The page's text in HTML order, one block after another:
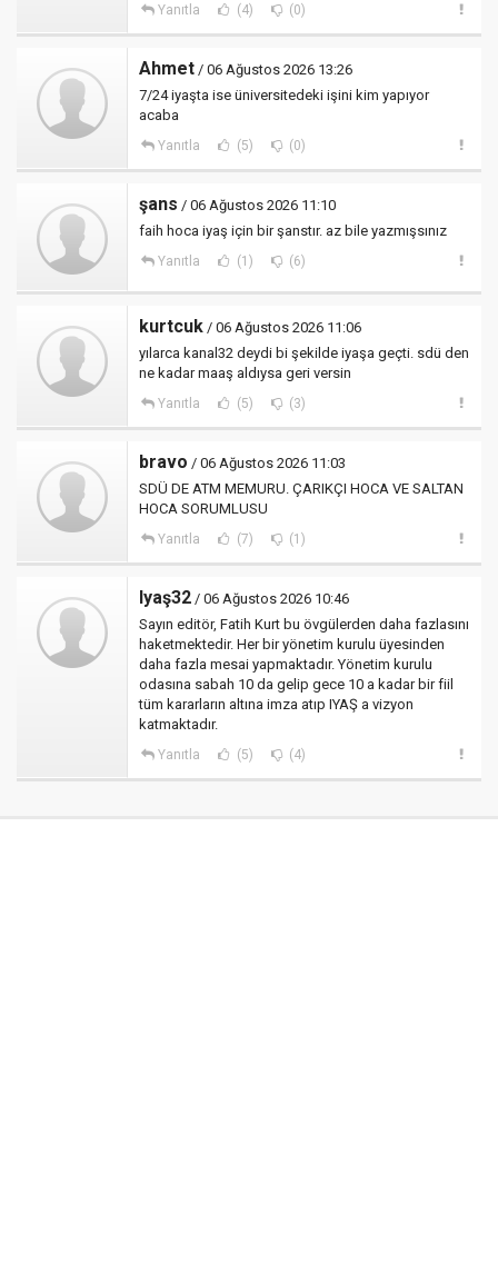
Yanıtla (4) (0)
Ahmet / 06 Ağustos 2026 13:26
7/24 iyaşta ise üniversitedeki işini kim yapıyor
acaba
Yanıtla (5) (0)
şans / 06 Ağustos 2026 11:10
faih hoca iyaş için bir şanstır. az bile yazmışsınız
Yanıtla (1) (6)
kurtcuk / 06 Ağustos 2026 11:06
yılarca kanal32 deydi bi şekilde iyaşa geçti. sdü den
ne kadar maaş aldıysa geri versin
Yanıtla (5) (3)
bravo / 06 Ağustos 2026 11:03
SDÜ DE ATM MEMURU. ÇARIKÇI HOCA VE SALTAN
HOCA SORUMLUSU
Yanıtla (7) (1)
Iyaş32 / 06 Ağustos 2026 10:46
Sayın editör, Fatih Kurt bu övgülerden daha fazlasını
haketmektedir. Her bir yönetim kurulu üyesinden
daha fazla mesai yapmaktadır. Yönetim kurulu
odasına sabah 10 da gelip gece 10 a kadar bir fiil
tüm kararların altına imza atıp IYAŞ a vizyon
katmaktadır.
Yanıtla (5) (4)